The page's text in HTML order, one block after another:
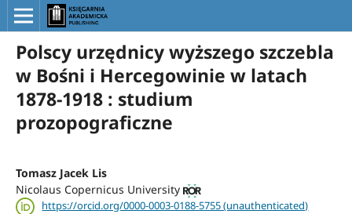
Polscy urzędnicy wyższego szczebla
w Bośni i Hercegowinie w latach
1878-1918 : studium
prozopograficzne
Tomasz Jacek Lis
Nicolaus Copernicus University
https://orcid.org/0000-0003-0188-5755 (unauthenticated)